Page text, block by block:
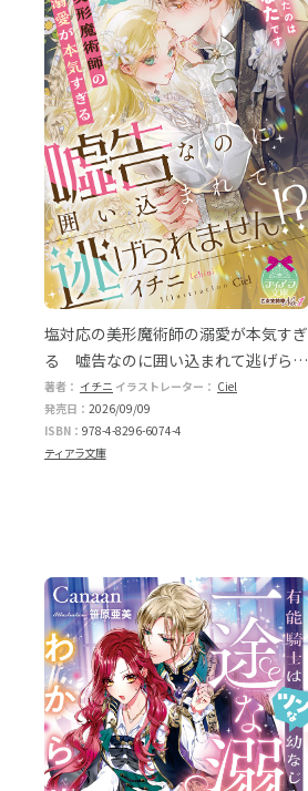
塩対応の美形魔術師の溺愛が本気すぎ
る 嘘告なのに囲い込まれて逃げられ
ません!?
著者： イチニ イラストレーター： Ciel
発売日： 2026/09/09
ISBN： 978-4-8296-6074-4
ティアラ文庫